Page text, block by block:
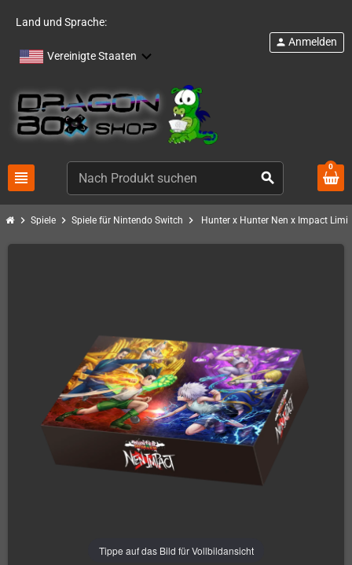
Land und Sprache:
Vereinigte Staaten
view_headline search
person Anmelden
0
chevron_right Spiele chevron_right Spiele für Nintendo Switch chevron_right Hunter x Hunter Nen x Impact
Tippe auf das Bild für Vollbildansicht